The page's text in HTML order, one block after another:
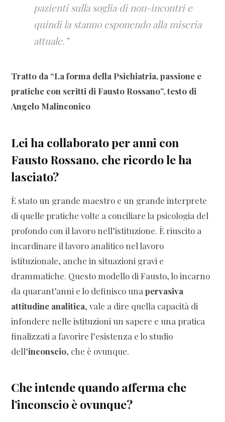
pazienti sulla soglia di non-incontri e
quindi la stanno esponendo alla miseria
attuale.”
Tratto da “La forma della Psichiatria, passione e
pratiche con scritti di Fausto Rossano”, testo di
Angelo Malinconico
Lei ha collaborato per anni con
Fausto Rossano, che ricordo le ha
lasciato?
È stato un grande maestro e un grande interprete
di quelle pratiche volte a conciliare la psicologia del
profondo con il lavoro nell’istituzione. È riuscito a
incardinare il lavoro analitico nel lavoro
istituzionale, anche in situazioni gravi e
drammatiche. Questo modello di Fausto, lo incarno
da quarant’anni e lo definisco una pervasiva
attitudine analitica, vale a dire quella capacità di
infondere nelle istituzioni un sapere e una pratica
finalizzati a favorire l’esistenza e lo studio
dell’inconscio, che è ovunque.
Che intende quando afferma che
l’inconscio è ovunque?